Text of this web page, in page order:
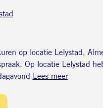
op locatie Lelystad,
Op locatie Lelystad
Lees meer